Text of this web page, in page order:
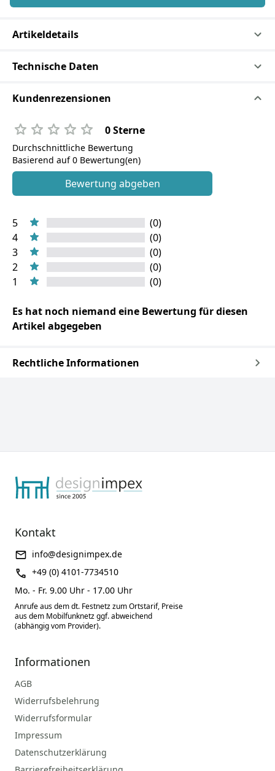
Artikeldetails
Technische Daten
Kundenrezensionen
0 Sterne
Durchschnittliche Bewertung
Basierend auf 0 Bewertung(en)
Bewertung abgeben
5
(0)
4
(0)
3
(0)
2
(0)
1
(0)
Es hat noch niemand eine Bewertung für diesen
Artikel abgegeben
Rechtliche Informationen
Kontakt
info@designimpex.de
+49 (0) 4101-7734510
Mo. - Fr. 9.00 Uhr - 17.00 Uhr
Anrufe aus dem dt. Festnetz zum Ortstarif, Preise
aus dem Mobilfunknetz ggf. abweichend
(abhängig vom Provider).
Informationen
AGB
Widerrufsbelehrung
Widerrufsformular
Impressum
Datenschutzerklärung